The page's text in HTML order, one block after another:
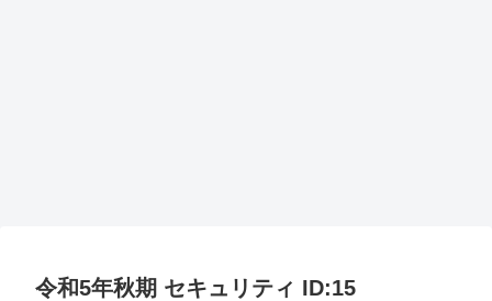
令和5年秋期 セキュリティ ID:15